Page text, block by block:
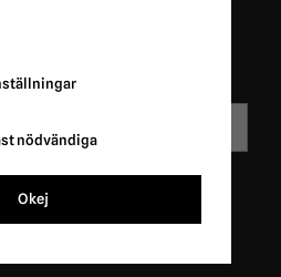
KAMPANJER OCH
användas till våra nyhetsbrev.
nödvändiga
Okej